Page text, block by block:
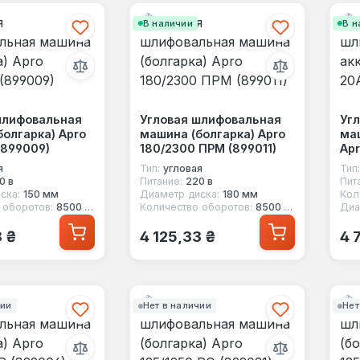
Apro
в
150 мм
8500 об/мин
₴
В наличии
Угловая шлифовальная
машина (болгарка) Apro
180/2300 ПРМ (899011)
Тип: угловая
Питание: 220 в
Диаметр диска: 180 мм
Количество оборотов: 8500 об/мин
Обычная цена:
4 125,33 ₴
В
Тип:
4
Нет в наличии